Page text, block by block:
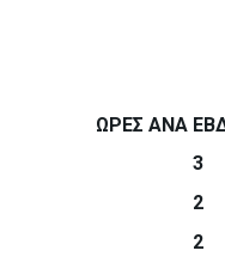
ΩΡΕΣ ΑΝΑ
3
2
2